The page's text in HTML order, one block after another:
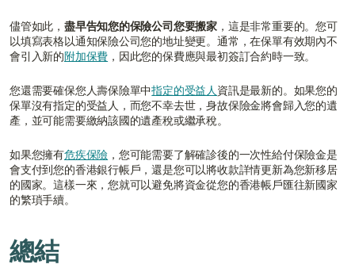
儘管如此， 盡早告知您的保險公司您要搬家 ，這是非常重要的。您可
以填寫表格以通知保險公司您的地址變更。通常，在保單有效期內不
會引入新的附加保費 ，因此您的保費應與最初簽訂合約時一致。
您還需要確保您人壽保險單中指定的受益人 資訊是最新的。如果您的
保單沒有指定的受益人，而您不幸去世，身故保險金將會歸入您的遺
產，並可能需要繳納該國的遺產稅或繼承稅。
如果您擁有危疾保險 ，您可能需要了解確診後的一次性給付保險金是
會支付到您的香港銀行帳戶，還是您可以將收款詳情更新為您新移居
的國家。這樣一來，您就可以避免將資金從您的香港帳戶匯往新國家
的繁瑣手續。
總結